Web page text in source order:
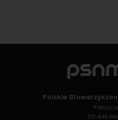
Polskie
00-446